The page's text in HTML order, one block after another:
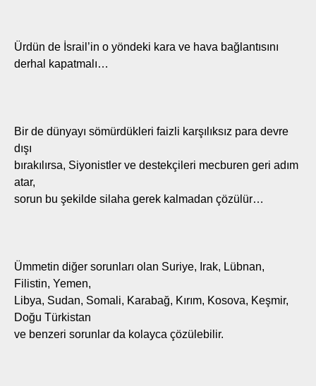
Ürdün de İsrail’in o yöndeki kara ve hava bağlantısını
derhal kapatmalı…
Bir de dünyayı sömürdükleri faizli karşılıksız para devre
dışı
bırakılırsa, Siyonistler ve destekçileri mecburen geri adım
atar,
sorun bu şekilde silaha gerek kalmadan çözülür…
Ümmetin diğer sorunları olan Suriye, Irak, Lübnan,
Filistin, Yemen,
Libya, Sudan, Somali, Karabağ, Kırım, Kosova, Keşmir,
Doğu Türkistan
ve benzeri sorunlar da kolayca çözülebilir.